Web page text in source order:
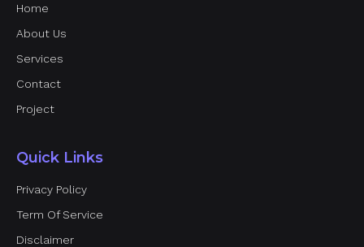
Home
About Us
Services
Contact
Project
Quick Links
Privacy Policy
Term Of Service
Disclaimer